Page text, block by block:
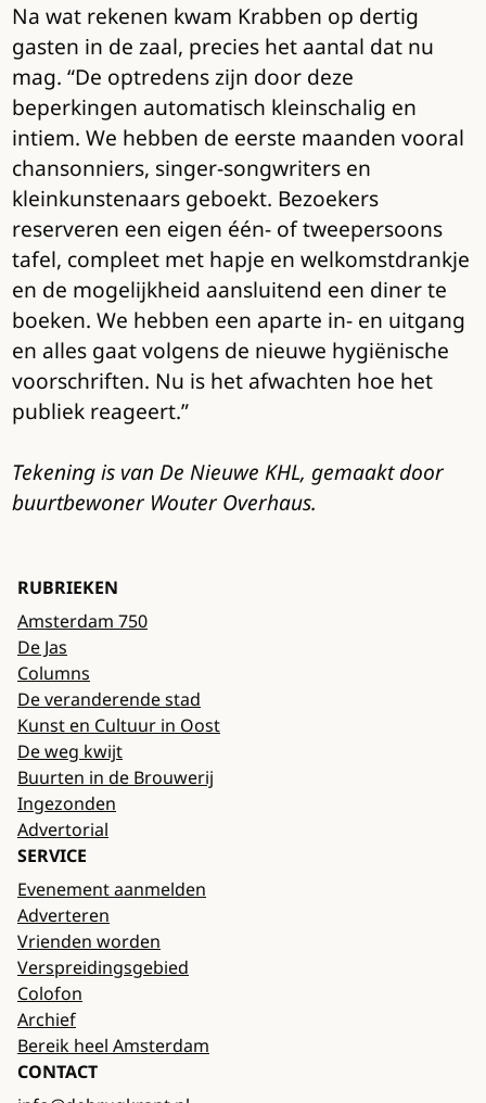
Na wat rekenen kwam Krabben op dertig
gasten in de zaal, precies het aantal dat nu
mag. “De optredens zijn door deze
beperkingen automatisch kleinschalig en
intiem. We hebben de eerste maanden vooral
chansonniers, singer-songwriters en
kleinkunstenaars geboekt. Bezoekers
reserveren een eigen één- of tweepersoons
tafel, compleet met hapje en welkomstdrankje
en de mogelijkheid aansluitend een diner te
boeken. We hebben een aparte in- en uitgang
en alles gaat volgens de nieuwe hygiënische
voorschriften. Nu is het afwachten hoe het
publiek reageert.”
Tekening is van De Nieuwe KHL, gemaakt door
buurtbewoner Wouter Overhaus.
RUBRIEKEN
Amsterdam 750
De Jas
Columns
De veranderende stad
Kunst en Cultuur in Oost
De weg kwijt
Buurten in de Brouwerij
Ingezonden
Advertorial
SERVICE
Evenement aanmelden
Adverteren
Vrienden worden
Verspreidingsgebied
Colofon
Archief
Bereik heel Amsterdam
CONTACT